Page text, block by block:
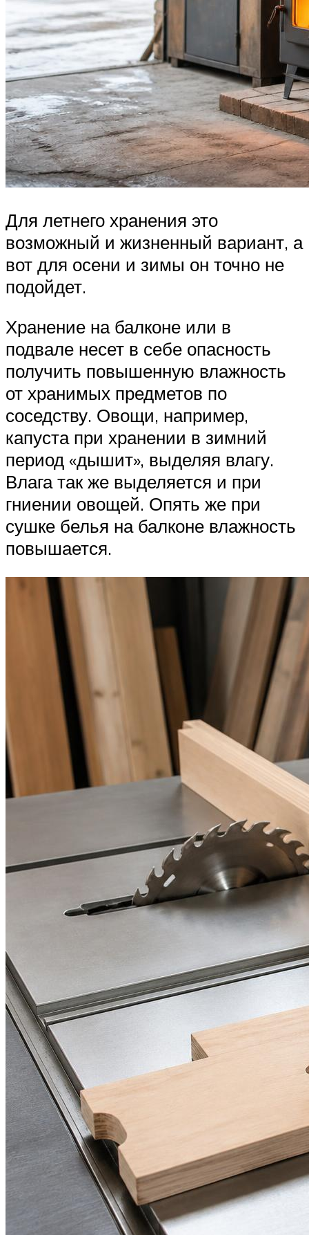
Для летнего хранения это
возможный и жизненный вариант, а
вот для осени и зимы он точно не
подойдет.
Хранение на балконе или в
подвале несет в себе опасность
получить повышенную влажность
от хранимых предметов по
соседству. Овощи, например,
капуста при хранении в зимний
период «дышит», выделяя влагу.
Влага так же выделяется и при
гниении овощей. Опять же при
сушке белья на балконе влажность
повышается.